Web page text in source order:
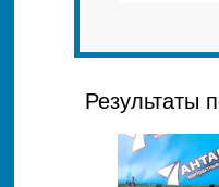
Результаты